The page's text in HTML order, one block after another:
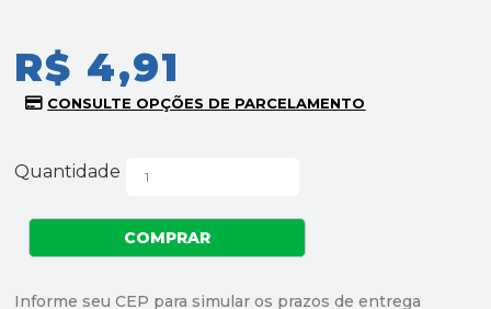
R$ 4,91
Quantidade